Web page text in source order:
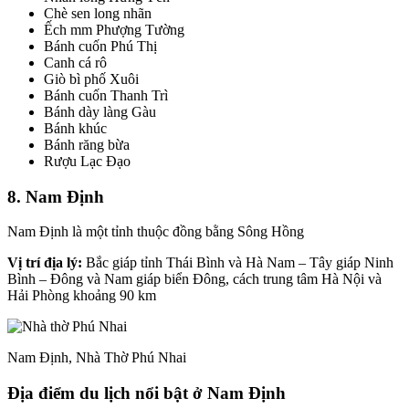
Chè sen long nhãn
Ếch mm Phượng Tường
Bánh cuốn Phú Thị
Canh cá rô
Giò bì phố Xuôi
Bánh cuốn Thanh Trì
Bánh dày làng Gàu
Bánh khúc
Bánh răng bừa
Rượu Lạc Đạo
8. Nam Định
Nam Định là một tỉnh thuộc đồng bằng Sông Hồng
Vị trí địa lý: Bắc giáp tỉnh Thái Bình và Hà Nam – Tây giáp Ninh
Bình – Đông và Nam giáp biển Đông, cách trung tâm Hà Nội và
Hải Phòng khoảng 90 km
Nam Định, Nhà Thờ Phú Nhai
Địa điểm du lịch nổi bật ở Nam Định